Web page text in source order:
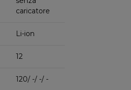
caricatore
Li-ion
12
120/ -/ -/ -